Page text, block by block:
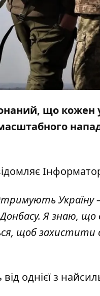
що кожен
Донбасу. Я знаю,
щоб
від однієї з